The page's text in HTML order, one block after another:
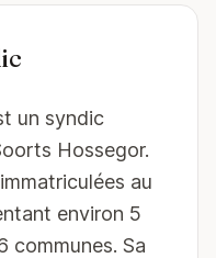
un syndic
Hossegor.
au
environ 5
communes. Sa